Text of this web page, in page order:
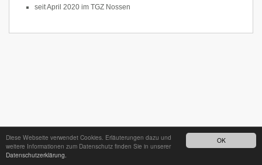
OK
Diese Webseite verwendet Cookies. Erläuterungen dazu und
weitere Informationen zum Datenschutz finden Sie in unserer
Datenschutzerklärung.
seit April 2020 im TGZ Nossen
24h - Bereitschaftsdienst unter